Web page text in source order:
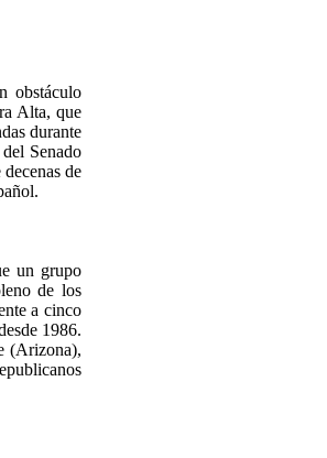
obstáculo
Alta, que
durante
Senado
de
un grupo
de los
a cinco
1986.
(Arizona),